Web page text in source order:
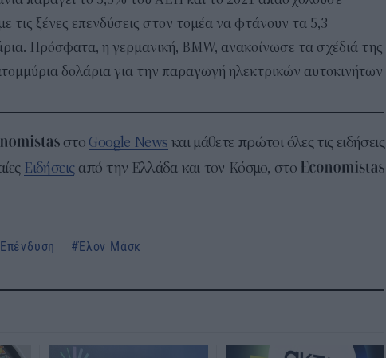
τις ξένες επενδύσεις στον τομέα να φτάνουν τα 5,3
Πρόσφατα, η γερμανική, BMW, ανακοίνωσε τα σχέδιά της
δολάρια για την παραγωγή ηλεκτρικών αυτοκινήτων
στο Google News και μάθετε πρώτοι όλες τις ειδήσεις
Ειδήσειςαπό την Ελλάδα και τον Κόσμο, στο
Επένδυση Έλον Μάσκ